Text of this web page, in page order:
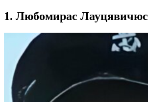
1. Любомирас Лауцявичюс